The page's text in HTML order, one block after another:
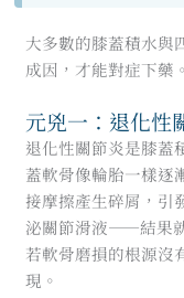
大多數的膝蓋積水
成因，才能對症下藥。
元兇一：退化
退化性關節炎是膝蓋
蓋軟骨像輪胎一樣逐
接摩擦產生碎屑，引
泌關節滑液——結果
若軟骨磨損的根源沒
現。